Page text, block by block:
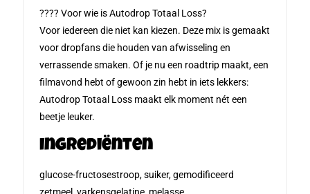
???? Voor wie is Autodrop Totaal Loss?
Voor iedereen die niet kan kiezen. Deze mix is gemaakt
voor dropfans die houden van afwisseling en
verrassende smaken. Of je nu een roadtrip maakt, een
filmavond hebt of gewoon zin hebt in iets lekkers:
Autodrop Totaal Loss maakt elk moment nét een
beetje leuker.
Ingrediënten
glucose-fructosestroop, suiker, gemodificeerd